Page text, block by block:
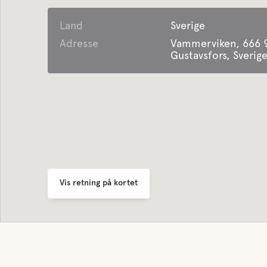
Land
Sverige
Adresse
Vammerviken, 666
Gustavsfors, Sverige
Vis retning på kortet